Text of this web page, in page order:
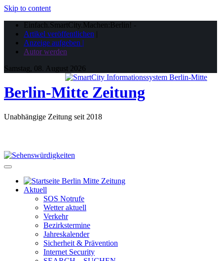
Skip to content
Einfach.SmartCity.Machen:Berlin! -
Artikel veröffentlichen |
Anzeige aufgeben |
Autor werden
Samstag, 08. August 2026
Berlin-Mitte Zeitung
Unabhängige Zeitung seit 2018
Aktuell
SOS Notrufe
Wetter aktuell
Verkehr
Bezirkstermine
Jahreskalender
Sicherheit & Prävention
Internet Security